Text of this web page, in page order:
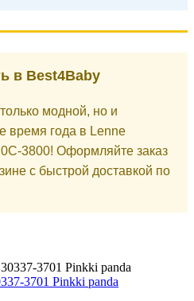
в Best4Baby
модной, но и
время года в Lenne
3800! Оформляйте заказ
с быстрой доставкой по
3701 Pinkki panda